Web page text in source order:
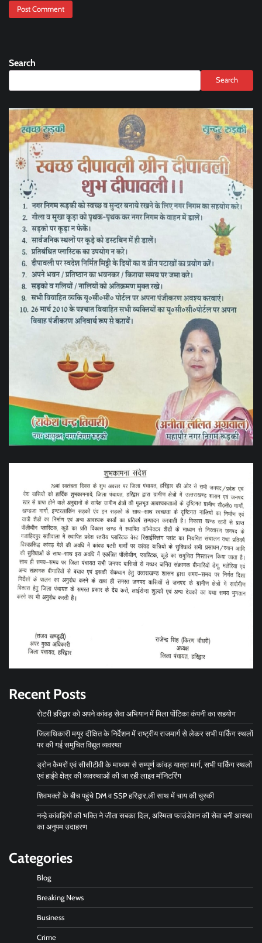
Search
Search
Recent Posts
रोटरी हरिद्वार को अपने कांवड़ सेवा अभियान में मिला पोंटिका कंपनी का सहयोग
जिलाधिकारी मयूर दीक्षित के निर्देशन में राष्ट्रीय राजमार्ग से लेकर सभी पार्किंग स्थलों
पर की गई समुचित विद्युत व्यवस्था
ड्रोन कैमरों एवं सीसीटीवी के माध्यम से सम्पूर्ण कांवड़ यात्रा मार्ग, सभी पार्किंग स्थलों
एवं हाईवे क्षेत्र की व्यवस्थाओं की जा रही लाइव मॉनिटरिंग
शिवभक्तों के बीच पहुंचे DM व SSP हरिद्वार,ली साथ में चाय की चुस्की
नन्हे कांवड़ियों की भक्ति ने जीता सबका दिल, अस्मिता फाउंडेशन की सेवा बनी आस्था
का अनुपम उदाहरण
Categories
Blog
Breaking News
Business
Crime